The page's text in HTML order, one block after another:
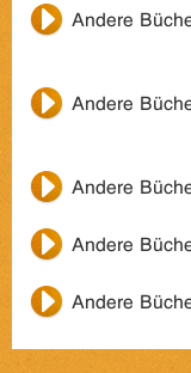
Andere
Andere
Andere
Andere
Andere